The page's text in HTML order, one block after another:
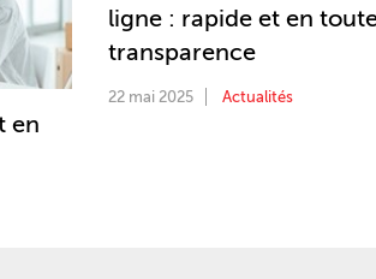
en
ligne : rapide et en
transparence
22 mai 2025 Actualités